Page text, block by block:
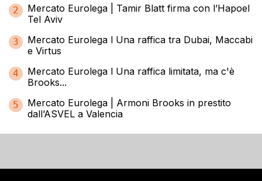
2
Mercato Eurolega | Tamir Blatt firma con l’Hapoel
Tel Aviv
3
Mercato Eurolega l Una raffica tra Dubai, Maccabi
e Virtus
4
Mercato Eurolega l Una raffica limitata, ma c'è
Brooks...
5
Mercato Eurolega | Armoni Brooks in prestito
dall’ASVEL a Valencia